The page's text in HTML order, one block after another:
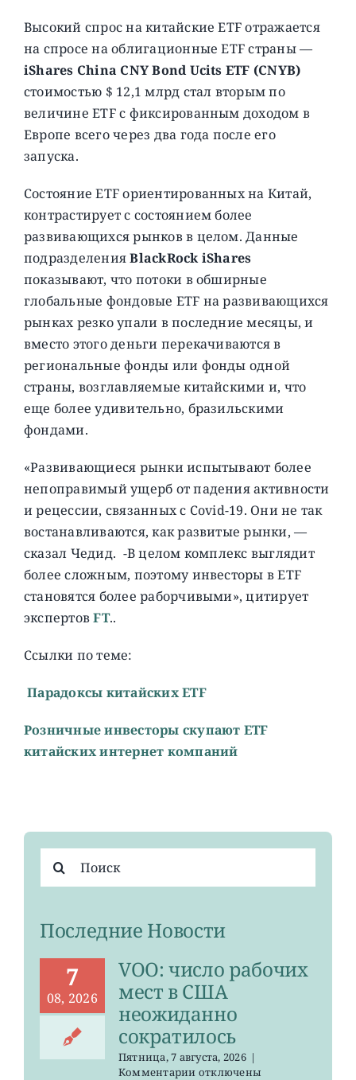
Высокий спрос на китайские ETF отражается
на спросе на облигационные ETF страны —
iShares China CNY Bond Ucits ETF (CNYB)
стоимостью $ 12,1 млрд стал вторым по
величине ETF с фиксированным доходом в
Европе всего через два года после его
запуска.
Состояние ETF ориентированных на Китай,
контрастирует с состоянием более
развивающихся рынков в целом. Данные
подразделенияBlackRock iShares
показывают, что потоки в обширные
глобальные фондовые ETF на развивающихся
рынках резко упали в последние месяцы, и
вместо этого деньги перекачиваются в
региональные фонды или фонды одной
страны, возглавляемые китайскими и, что
еще более удивительно, бразильскими
фондами.
«Развивающиеся рынки испытывают более
непоправимый ущерб от падения активности
и рецессии, связанных с Covid-19. Они не так
востанавливаются, как развитые рынки, —
сказал Чедид. -В целом комплекс выглядит
более сложным, поэтому инвесторы в ETF
становятся более раборчивыми», цитирует
экспертовFT..
Ссылки по теме:
Парадоксы китайских ETF
Розничные инвесторы скупают ETF
китайских интернет компаний
поиска:
Последние Новости
7
08, 2026
VOO: число рабочих
мест в США
неожиданно
сократилось
Пятница, 7 августа, 2026 |
Комментариикотключены